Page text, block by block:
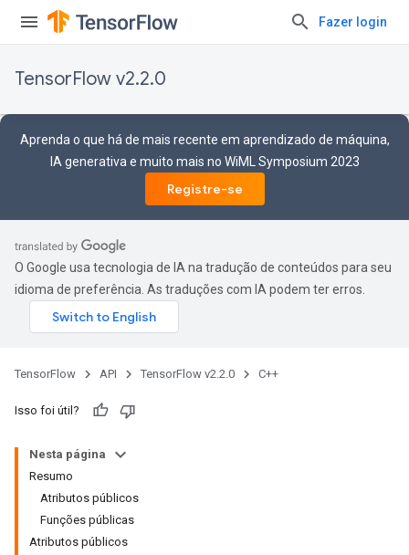
Fazer login
TensorFlow v2.2.0
Aprenda o que há de mais recente em aprendizado de máquina,
IA generativa e muito mais no WiML Symposium 2023
Registre-se
O Google usa tecnologia de IA na tradução de conteúdos para seu
idioma de preferência. As traduções com IA podem ter erros.
TensorFlow API TensorFlow v2.2.0 C++
Isso foi útil?
Nesta página
Resumo
Atributos públicos
Funções públicas
Atributos públicos